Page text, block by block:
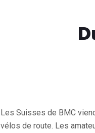
Les Suisses de BMC
vélos de route. Les